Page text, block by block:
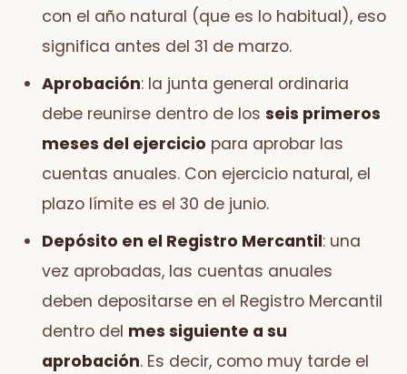
con el año natural (que es lo habitual), eso
significa antes del 31 de marzo.
Aprobación: la junta general ordinaria
debe reunirse dentro de losseis primeros
meses del ejercicio para aprobar las
cuentas anuales. Con ejercicio natural, el
plazo límite es el 30 de junio.
Depósito en el Registro Mercantil: una
vez aprobadas, las cuentas anuales
deben depositarse en el Registro Mercantil
dentro del mes siguiente a su
aprobación. Es decir, como muy tarde el